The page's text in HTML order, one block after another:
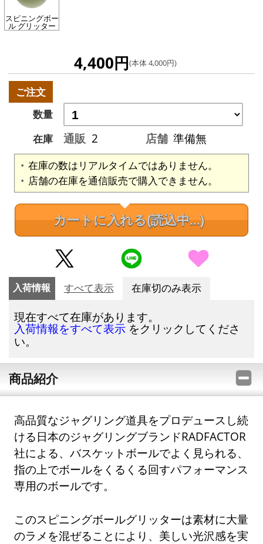
スピニングボー
ル グリッター
4,400円(本体 4,000円)
ご注文
数量
在庫
通販 2 店舗 準備無
在庫の数はリアルタイムではありません。
店舗の在庫を通信販売で購入できません。
カートに入れる(読込中...)
入荷情報 すべて表示 在庫切のみ表示
現在すべて在庫があります。
入荷情報をすべて表示 をクリックしてくださ
い。
商品紹介
高品質なジャグリング道具をプロデュースし続
ける日本のジャグリングブランドRADFACTOR
社による、バスケットボールでよく見られる、
指の上でボールをくるくる回すパフォーマンス
専用のボールです。
このスピニングボールグリッターは素材に大量
のラメを混ぜることにより、美しい光沢感を実